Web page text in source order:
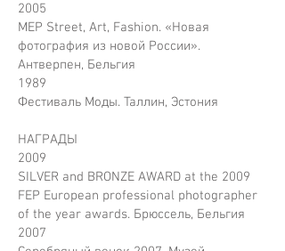
2005
MEP Street, Art, Fashion. «Новая
фотография из новой России».
Антверпен, Бельгия
1989
Фестиваль Моды. Таллин, Эстония
НАГРАДЫ
2009
SILVER and BRONZE AWARD at the 2009
FEP European professional photographer
of the year awards. Брюссель, Бельгия
2007